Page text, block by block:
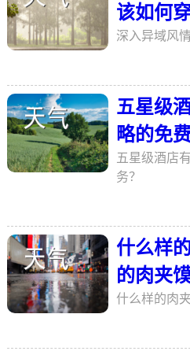
该如何穿
深入异域风
五星级
略的免
五星级酒店
务？
什么样
的肉夹馍
什么样的肉